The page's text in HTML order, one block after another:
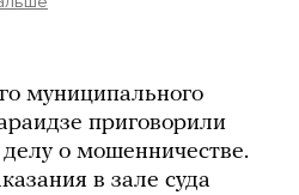
муниципального
приговорили
о мошенничестве.
в зале суда